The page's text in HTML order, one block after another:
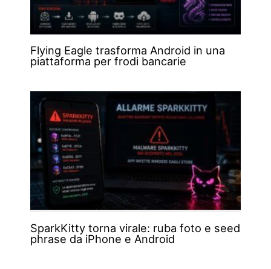
Flying Eagle trasforma Android in una
piattaforma per frodi bancarie
SparkKitty torna virale: ruba foto e seed
phrase da iPhone e Android